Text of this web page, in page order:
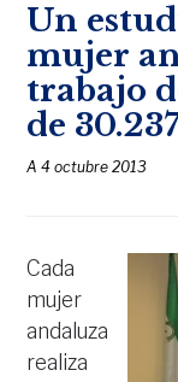
Un
mujer
trabajo
de
A4 octubre 2013
Cada
mujer
andaluza
realiza